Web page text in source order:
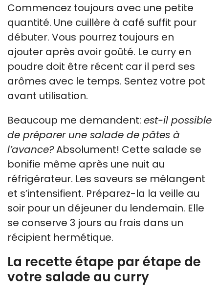
Commencez toujours avec une petite
quantité. Une cuillère à café suffit pour
débuter. Vous pourrez toujours en
ajouter après avoir goûté. Le curry en
poudre doit être récent car il perd ses
arômes avec le temps. Sentez votre pot
avant utilisation.
Beaucoup me demandent: est-il possible
de préparer une salade de pâtes à
l’avance?Absolument! Cette salade se
bonifie même après une nuit au
réfrigérateur. Les saveurs se mélangent
et s’intensifient. Préparez-la la veille au
soir pour un déjeuner du lendemain. Elle
se conserve 3 jours au frais dans un
récipient hermétique.
La recette étape par étape de
votre salade au curry